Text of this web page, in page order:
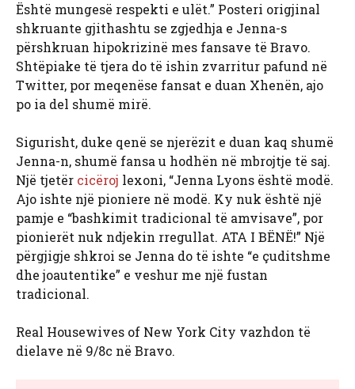
Është mungesë respekti e ulët.” Posteri origjinal
shkruante gjithashtu se zgjedhja e Jenna-s
përshkruan hipokrizinë mes fansave të Bravo.
Shtëpiake të tjera do të ishin zvarritur pafund në
Twitter, por meqenëse fansat e duan Xhenën, ajo
po ia del shumë mirë.
Sigurisht, duke qenë se njerëzit e duan kaq shumë
Jenna-n, shumë fansa u hodhën në mbrojtje të saj.
Një tjetër cicëroj lexoni, “Jenna Lyons është modë.
Ajo ishte një pioniere në modë. Ky nuk është një
pamje e “bashkimit tradicional të amvisave”, por
pionierët nuk ndjekin rregullat. ATA I BËNË!” Një
përgjigje shkroi se Jenna do të ishte “e çuditshme
dhe joautentike” e veshur me një fustan
tradicional.
Real Housewives of New York City vazhdon të
dielave në 9/8c në Bravo.